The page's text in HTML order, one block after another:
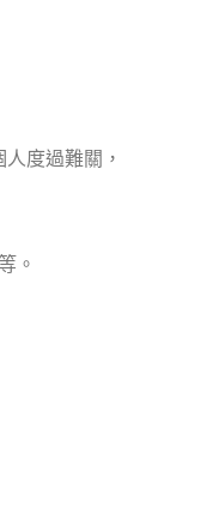
度過難關，
。